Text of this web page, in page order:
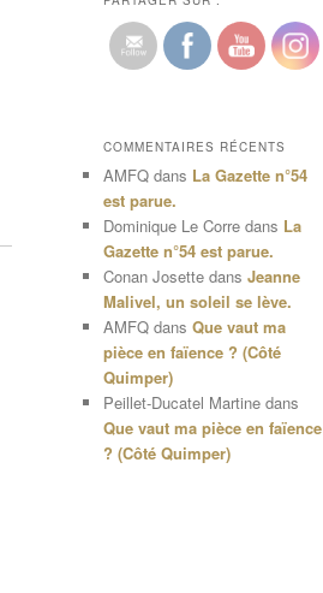
COMMENTAIRES RÉCENTS
AMFQ dans La Gazette n°54
est parue.
Dominique Le Corre dans La
Gazette n°54 est parue.
Conan Josette dans Jeanne
Malivel, un soleil se lève.
AMFQ dans Que vaut ma
pièce en faïence ? (Côté
Quimper)
Peillet-Ducatel Martine dans
Que vaut ma pièce en faïence
? (Côté Quimper)